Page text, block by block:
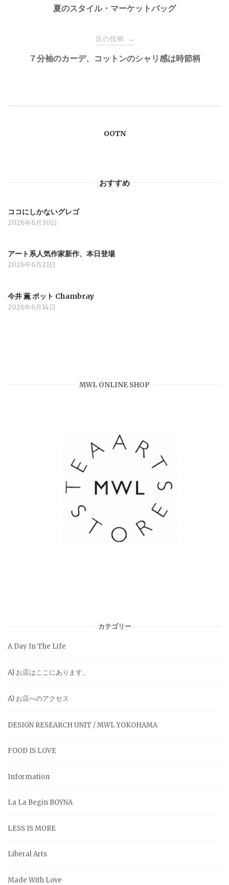
夏のスタイル・マーケットバッグ
次の投稿 →
７分袖のカーデ、コットンのシャリ感は時節柄
OOTN
おすすめ
ココにしかないグレゴ
2026年6月30日
アート系人気作家新作、本日登場
2026年6月21日
今井 薫 ポット Chambray
2026年6月14日
MWL ONLINE SHOP
カテゴリー
A Day In The Life
A) お店はここにあります。
A) お店へのアクセス
DESIGN RESEARCH UNIT / MWL YOKOHAMA
FOOD IS LOVE
Information
La La Begin BOYNA
LESS IS MORE
Liberal Arts
Made With Love